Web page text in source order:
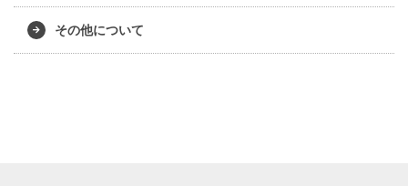
その他について